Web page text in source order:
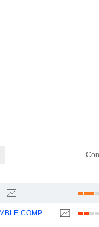
PROCTER & GAMBLE COMPANY